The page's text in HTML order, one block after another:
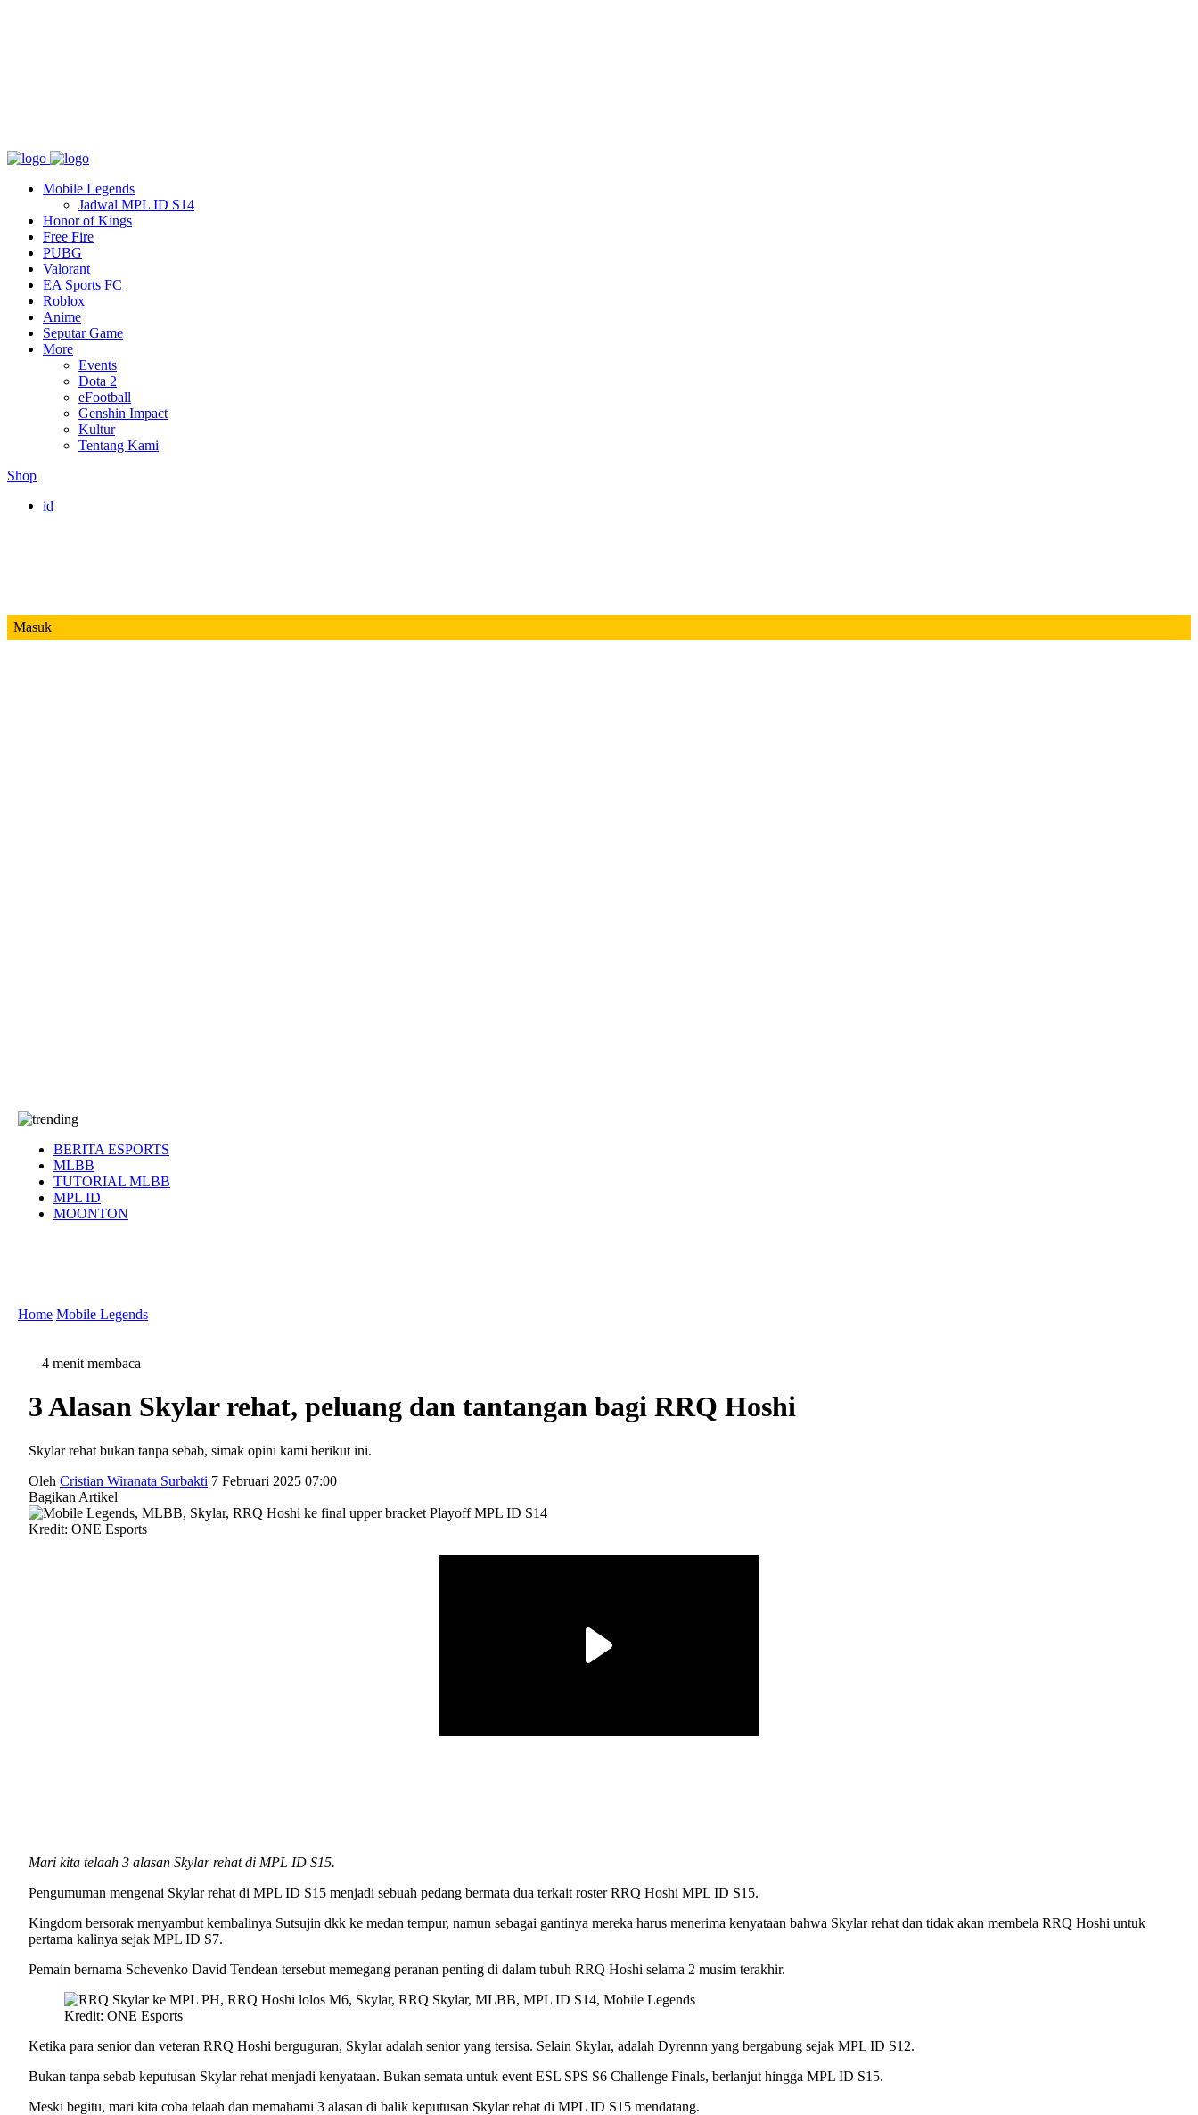
Mobile Legends
Jadwal MPL ID S14
Honor of Kings
Free Fire
PUBG
Valorant
EA Sports FC
Roblox
Anime
Seputar Game
More
Events
Dota 2
eFootball
Genshin Impact
Kultur
Tentang Kami
Shop
id
Masuk
BERITA ESPORTS
MLBB
TUTORIAL MLBB
MPL ID
MOONTON
Home Mobile Legends
4 menit membaca
3 Alasan Skylar rehat, peluang dan tantangan bagi RRQ Hoshi
Skylar rehat bukan tanpa sebab, simak opini kami berikut ini.
Oleh Cristian Wiranata Surbakti 7 Februari 2025 07:00
Bagikan Artikel
Kredit: ONE Esports
Mari kita telaah 3 alasan Skylar rehat di MPL ID S15.
Pengumuman mengenai Skylar rehat di MPL ID S15 menjadi sebuah pedang bermata dua terkait roster RRQ Hoshi MPL ID S15.
Kingdom bersorak menyambut kembalinya Sutsujin dkk ke medan tempur, namun sebagai gantinya mereka harus menerima kenyataan bahwa Skylar rehat dan tidak akan membela RRQ Hoshi untuk
pertama kalinya sejak MPL ID S7.
Pemain bernama Schevenko David Tendean tersebut memegang peranan penting di dalam tubuh RRQ Hoshi selama 2 musim terakhir.
Kredit: ONE Esports
Ketika para senior dan veteran RRQ Hoshi berguguran, Skylar adalah senior yang tersisa. Selain Skylar, adalah Dyrennn yang bergabung sejak MPL ID S12.
Bukan tanpa sebab keputusan Skylar rehat menjadi kenyataan. Bukan semata untuk event ESL SPS S6 Challenge Finals, berlanjut hingga MPL ID S15.
Meski begitu, mari kita coba telaah dan memahami 3 alasan di balik keputusan Skylar rehat di MPL ID S15 mendatang.